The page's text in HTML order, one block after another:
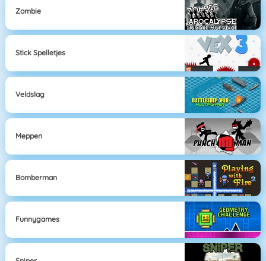
Zombie
Stick Spelletjes
Veldslag
Meppen
Bomberman
Funnygames